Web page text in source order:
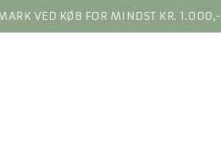
VED KØB FOR MINDST KR. 1.000,-